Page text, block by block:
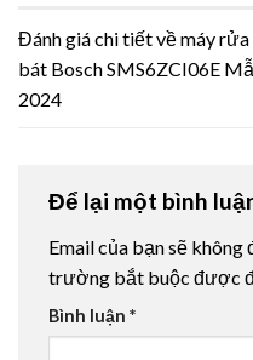
Đánh giá chi tiết về máy rửa
bát Bosch SMS6ZCI06E
2024
Để lại một bình
Email của bạn sẽ không
trường bắt buộc được
Bình luận *